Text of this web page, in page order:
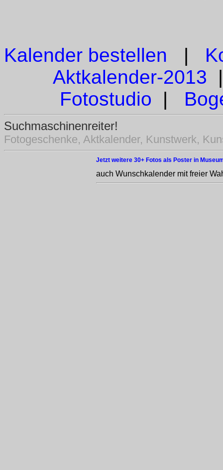
Kalender bestellen |
Aktkalender-2013
Fotostudio |
Suchmaschinenreiter!
Fotogeschenke, Aktkalender, Kunstwerk,
Jetzt weitere 30+ Fotos als Poster in
auch Wunschkalender mit freier